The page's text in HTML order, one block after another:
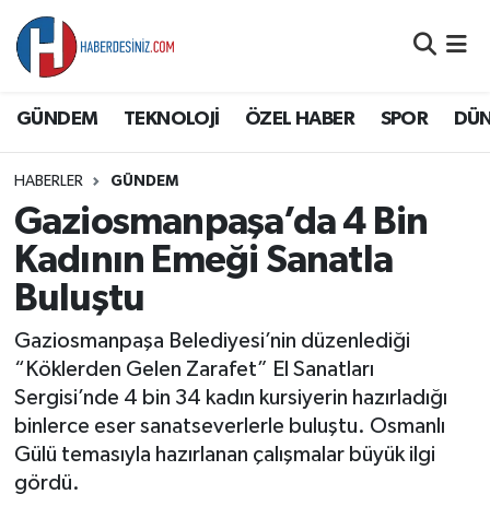
GÜNDEM TEKNOLOJİ ÖZEL HABER SPOR
HABERLER GÜNDEM
Gaziosmanpaşa’da 4 Bin
Kadının Emeği Sanatla
Buluştu
Gaziosmanpaşa Belediyesi’nin düzenlediği
“Köklerden Gelen Zarafet” El Sanatları
Sergisi’nde 4 bin 34 kadın kursiyerin hazırladığı
binlerce eser sanatseverlerle buluştu. Osmanlı
Gülü temasıyla hazırlanan çalışmalar büyük ilgi
gördü.
GÜNDEM
ÖZEL HABER
SAĞLIK
SPOR
Trafik Durumu
Süper Lig Puan Durumu ve Fikstür
Tüm Manşetler
Son Dakika Haberleri
Haber Arşivi